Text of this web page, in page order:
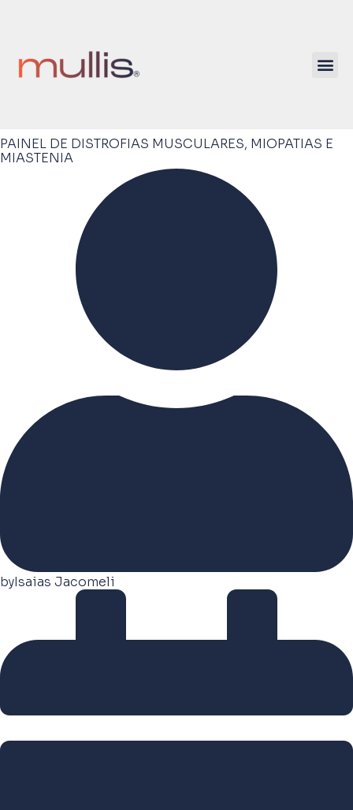
PAINEL DE DISTROFIAS MUSCULARES, MIOPATIAS E
MIASTENIA
byIsaias Jacomeli